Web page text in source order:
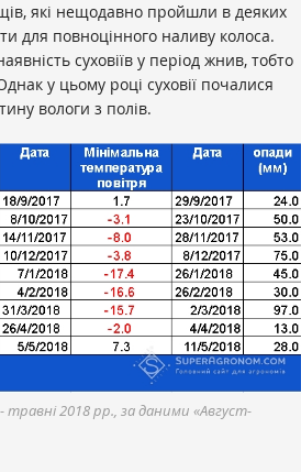
які нещодавно пройшли в деяких
для повноцінного наливу колоса.
суховіїв у період жнив, тобто
у цьому році суховії почалися
вологи з полів.
- травні 2018 рр., за даними «Август-